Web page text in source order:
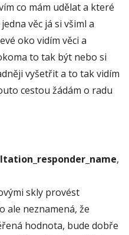
co mám udělat a které
věc já si všiml a
oko vidím věci a
to tak být nebo si
vyšetřit a to tak vidím
cestou žádám o radu
,
skly provést
ale neznamená, že
hodnota, bude dobře